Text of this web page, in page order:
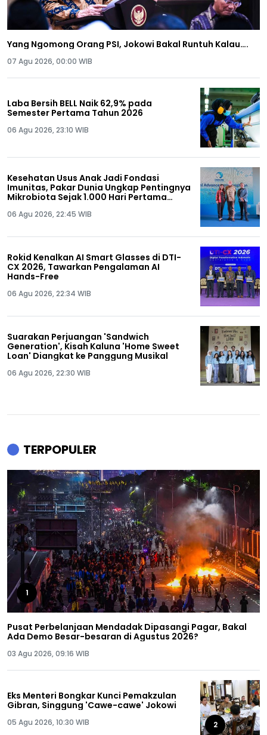
Yang Ngomong Orang PSI, Jokowi Bakal Runtuh Kalau….
07 Agu 2026, 00:00 WIB
Laba Bersih BELL Naik 62,9% pada
Semester Pertama Tahun 2026
06 Agu 2026, 23:10 WIB
Kesehatan Usus Anak Jadi Fondasi
Imunitas, Pakar Dunia Ungkap Pentingnya
Mikrobiota Sejak 1.000 Hari Pertama
06 Agu 2026, 22:45 WIB
Rokid Kenalkan AI Smart Glasses di DTI-
CX 2026, Tawarkan Pengalaman AI
Hands-Free
06 Agu 2026, 22:34 WIB
Suarakan Perjuangan 'Sandwich
Generation', Kisah Kaluna 'Home Sweet
Loan' Diangkat ke Panggung Musikal
06 Agu 2026, 22:30 WIB
TERPOPULER
1
Pusat Perbelanjaan Mendadak Dipasangi Pagar, Bakal
Ada Demo Besar-besaran di Agustus 2026?
03 Agu 2026, 09:16 WIB
Eks Menteri Bongkar Kunci Pemakzulan
Gibran, Singgung 'Cawe-cawe' Jokowi
05 Agu 2026, 10:30 WIB 2